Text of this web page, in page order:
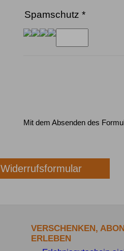
Spamschutz *
Mit dem Absenden des
Widerrufsformular
VERSCHENKEN,
ERLEBEN